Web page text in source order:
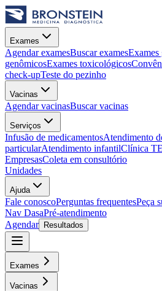
Exames
Agendar examesBuscar examesExames
genômicosExames toxicológicos
check-upTeste do pezinho
Vacinas
Agendar vacinasBuscar vacinas
Serviços
Infusão de medicamentosAtendimento
particularAtendimento infantilClínica
EmpresasColeta em consultório
Unidades
Ajuda
Fale conoscoPerguntas frequentesPeça
Nav DasaPré-atendimento
Agendar
Resultados
Exames
Vacinas